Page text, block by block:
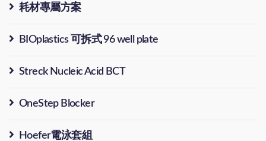
耗材專屬方案
BIOplastics 可拆式 96 well plate
Streck Nucleic Acid BCT
OneStep Blocker
Hoefer電泳套組